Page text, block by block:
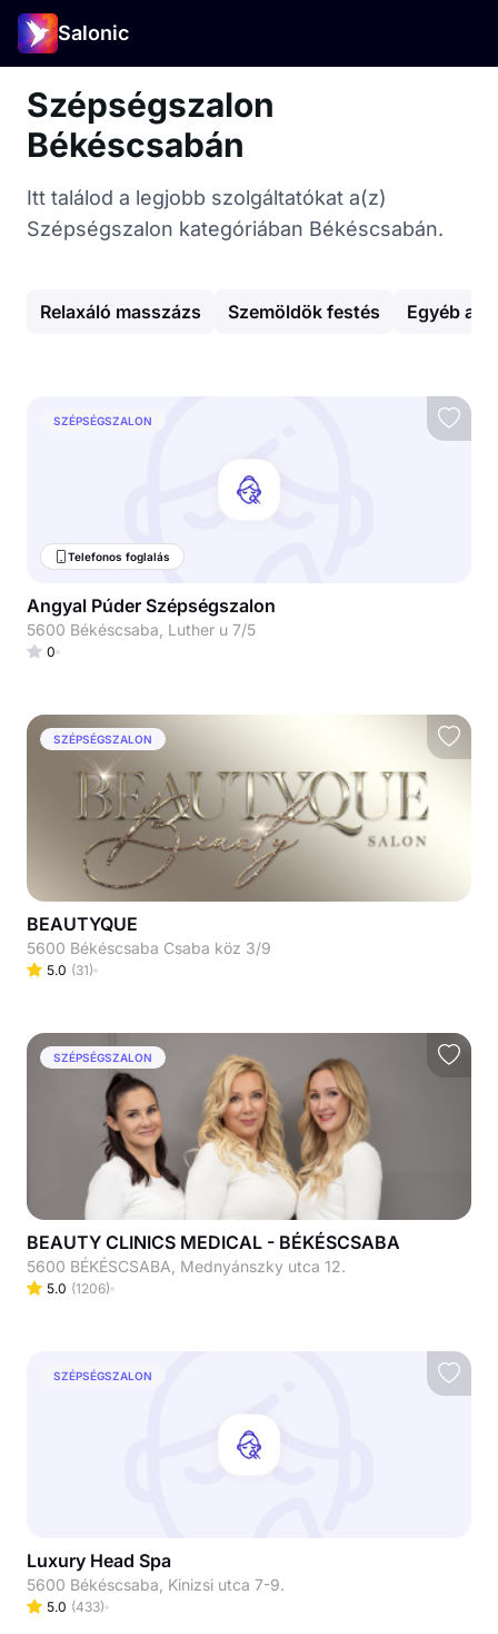
Salonic
Szépségszalon
Békéscsabán
Itt találod a legjobb szolgáltatókat a(z)
Szépségszalon kategóriában Békéscsabán.
Relaxáló masszázs Szemöldök festés Egyéb
SZÉPSÉGSZALON
Telefonos foglalás
Angyal Púder Szépségszalon
5600 Békéscsaba, Luther u 7/5
0
SZÉPSÉGSZALON
BEAUTYQUE
5600 Békéscsaba Csaba köz 3/9
5.0 (31)
SZÉPSÉGSZALON
BEAUTY CLINICS MEDICAL - BÉKÉSCSABA
5600 BÉKÉSCSABA, Mednyánszky utca 12.
5.0 (1206)
SZÉPSÉGSZALON
Luxury Head Spa
5600 Békéscsaba, Kinizsi utca 7-9.
5.0 (433)